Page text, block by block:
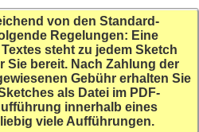
von den Standard-
Regelungen: Eine
steht zu jedem Sketch
Sie bereit. Nach Zahlung der
Gebühr erhalten Sie
als Datei im PDF-
innerhalb eines
viele Aufführungen.